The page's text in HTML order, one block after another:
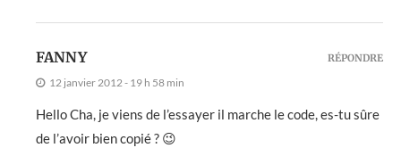
FANNY
12 janvier 2012 - 19 h 58 min
Hello Cha, je viens de l’essayer il marche le code, es-tu sûre
de l’avoir bien copié ? 😉
RÉPONDRE